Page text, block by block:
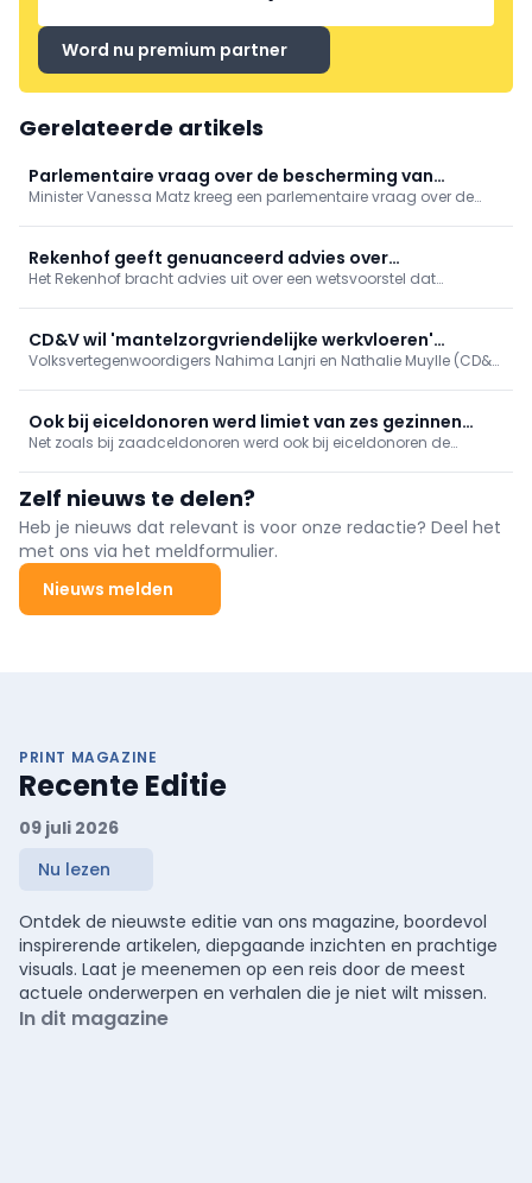
Word nu premium partner
Gerelateerde artikels
Parlementaire vraag over de bescherming van
persoonsgegevens bij gebruik van apps in het kader
van reproductieve gezondheidszorg
Minister Vanessa Matz kreeg een parlementaire vraag over de
aandacht voor sensibilisering rond het gebruik van deze apps te
willen versterken.
Rekenhof geeft genuanceerd advies over
wetsvoorstel om terugbetaling remgeld te verbieden
Het Rekenhof bracht advies uit over een wetsvoorstel dat
de oorspronkelijke rol van het remgeld herstellen.
CD&V wil 'mantelzorgvriendelijke werkvloeren'
bevorderen
Volksvertegenwoordigers Nahima Lanjri en Nathalie Muylle (CD&V
bevorderen.
Ook bij eiceldonoren werd limiet van zes gezinnen
overschreden
Net zoals bij zaadceldonoren werd ook bij eiceldonoren de
overschrijdingen binnen eenzelfde fertiliteitscentrum.
Zelf nieuws te delen?
Heb je nieuws dat relevant is voor onze redactie? Deel het
met ons via het meldformulier.
Nieuws melden
PRINT MAGAZINE
Recente Editie
09 juli 2026
Nu lezen
Ontdek de nieuwste editie van ons magazine, boordevol
inspirerende artikelen, diepgaande inzichten en prachtige
visuals. Laat je meenemen op een reis door de meest
actuele onderwerpen en verhalen die je niet wilt missen.
In dit magazine